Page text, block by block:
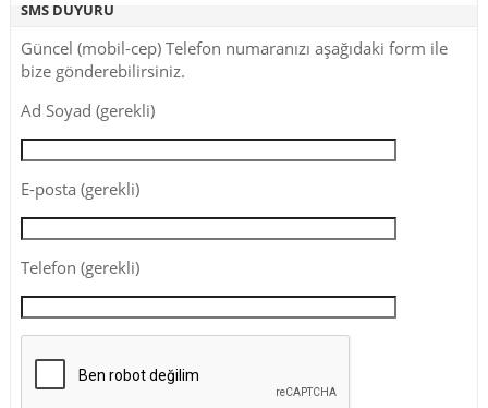
SMS DUYURU
Güncel (mobil-cep) Telefon numaranızı aşağıdaki form ile
bize gönderebilirsiniz.
Ad Soyad (gerekli)
E-posta (gerekli)
Telefon (gerekli)